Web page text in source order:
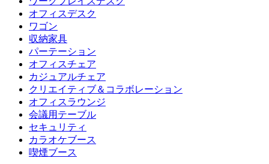
オフィスデスク
ワゴン
収納家具
パーテーション
オフィスチェア
カジュアルチェア
クリエイティブ＆コラボレーション
オフィスラウンジ
会議用テーブル
セキュリティ
カラオケブース
喫煙ブース